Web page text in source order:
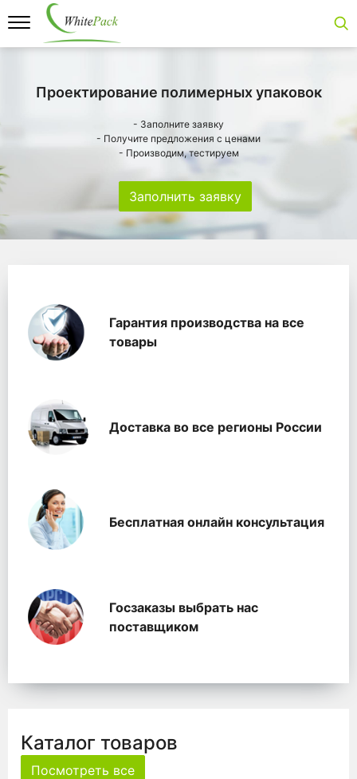
Проектирование полимерных упаковок
- Заполните заявку
- Получите предложения с ценами
- Производим, тестируем
Заполнить заявку
WhitePackГарантия производства на все
товары
Доставка во все регионы России
Бесплатная онлайн консультация
Госзаказы выбрать нас
поставщиком
Каталог товаров
Посмотреть все